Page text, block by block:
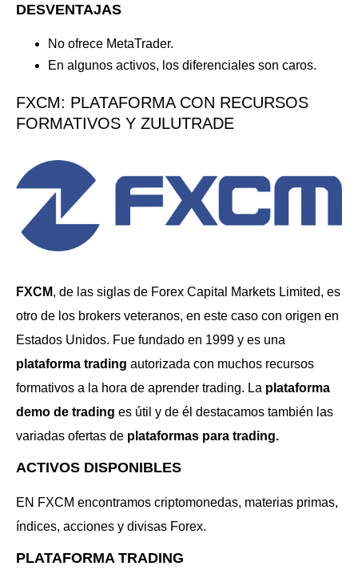
DESVENTAJAS
No ofrece MetaTrader.
En algunos activos, los diferenciales son caros.
FXCM: PLATAFORMA CON RECURSOS
FORMATIVOS Y ZULUTRADE
FXCM, de las siglas de Forex Capital Markets Limited, es
otro de los brokers veteranos, en este caso con origen en
Estados Unidos. Fue fundado en 1999 y es una
plataforma trading autorizada con muchos recursos
formativos a la hora de aprender trading. La plataforma
demo de trading es útil y de él destacamos también las
variadas ofertas de plataformas para trading.
ACTIVOS DISPONIBLES
EN FXCM encontramos criptomonedas, materias primas,
índices, acciones y divisas Forex.
PLATAFORMA TRADING